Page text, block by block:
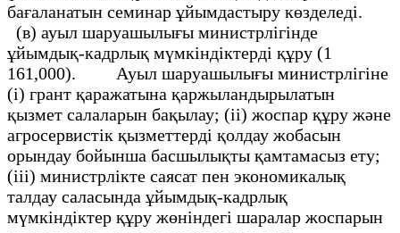
бағаланатын семинар ұйымдастыру көзделеді.
(в) ауыл шаруашылығы министрлігінде
ұйымдық-кадрлық мүмкіндіктерді құру (1
161,000). Ауыл шаруашылығы министрлігіне
(i) грант қаражатына қаржыландырылатын
қызмет салаларын бақылау; (ii) жоспар құру және
агросервистік қызметтерді қолдау жобасын
орындау бойынша басшылықты қамтамасыз ету;
(iii) министрлікте саясат пен экономикалық
талдау саласында ұйымдық-кадрлық
мүмкіндіктер құру жөніндегі шаралар жоспарын